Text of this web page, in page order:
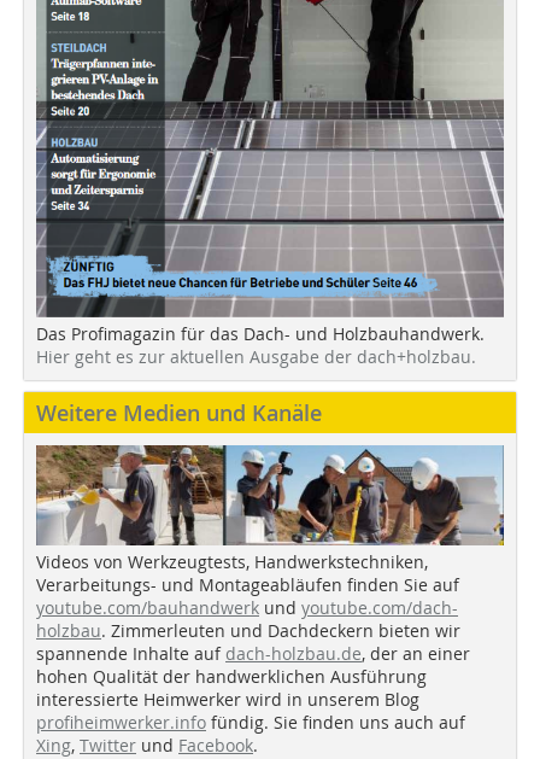
Das Profimagazin für das Dach- und Holzbauhandwerk.
Hier geht es zur aktuellen Ausgabe der dach+holzbau.
Weitere Medien und Kanäle
Videos von Werkzeugtests, Handwerkstechniken,
Verarbeitungs- und Montageabläufen finden Sie auf
youtube.com/bauhandwerk und youtube.com/dach-
holzbau. Zimmerleuten und Dachdeckern bieten wir
spannende Inhalte auf dach-holzbau.de, der an einer
hohen Qualität der handwerklichen Ausführung
interessierte Heimwerker wird in unserem Blog
profiheimwerker.info fündig. Sie finden uns auch auf
Xing, Twitter und Facebook.